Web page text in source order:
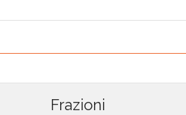
Frazioni